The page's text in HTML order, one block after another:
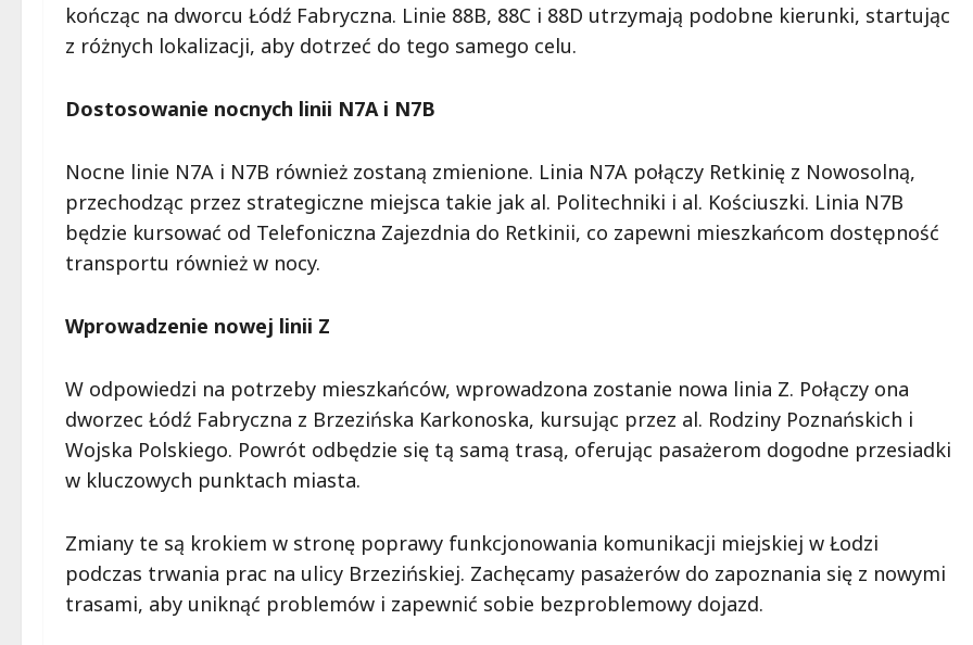
kończąc na dworcu Łódź Fabryczna. Linie 88B, 88C i 88D utrzymają podobne kierunki, startując
z różnych lokalizacji, aby dotrzeć do tego samego celu.
Dostosowanie nocnych linii N7A i N7B
Nocne linie N7A i N7B również zostaną zmienione. Linia N7A połączy Retkinię z Nowosolną,
przechodząc przez strategiczne miejsca takie jak al. Politechniki i al. Kościuszki. Linia N7B
będzie kursować od Telefoniczna Zajezdnia do Retkinii, co zapewni mieszkańcom dostępność
transportu również w nocy.
Wprowadzenie nowej linii Z
W odpowiedzi na potrzeby mieszkańców, wprowadzona zostanie nowa linia Z. Połączy ona
dworzec Łódź Fabryczna z Brzezińska Karkonoska, kursując przez al. Rodziny Poznańskich i
Wojska Polskiego. Powrót odbędzie się tą samą trasą, oferując pasażerom dogodne przesiadki
w kluczowych punktach miasta.
Zmiany te są krokiem w stronę poprawy funkcjonowania komunikacji miejskiej w Łodzi
podczas trwania prac na ulicy Brzezińskiej. Zachęcamy pasażerów do zapoznania się z nowymi
trasami, aby uniknąć problemów i zapewnić sobie bezproblemowy dojazd.